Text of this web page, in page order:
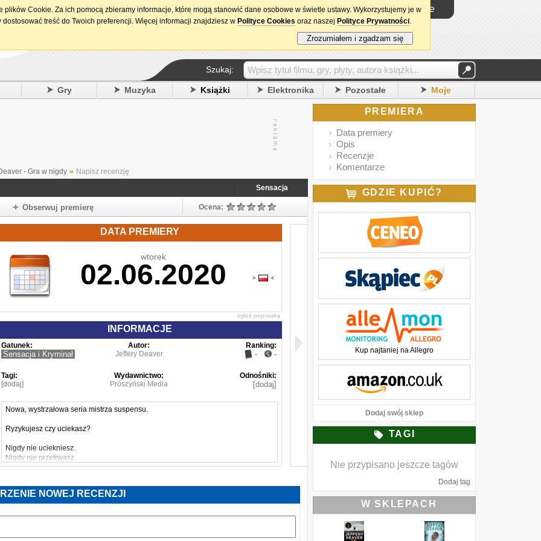
15. urodziny DataPremiery.pl Logowanie
Szukaj:
Gry Muzyka Książki Elektronika Pozostałe Moje
- Gra w nigdy » Napisz recenzję
Sensacja
Obserwuj premierę Ocena:
DATA PREMIERY
wtorek
02.06.2020
zgłoś poprawkę
INFORMACJE
Gatunek:
Sensacja i Kryminał
Autor:
Jeffery Deaver
Ranking:
- -
Tagi:
[dodaj]
Wydawnictwo:
Prószyński Media
Odnośniki:
[dodaj]
Nowa, wystrzałowa seria mistrza suspensu.
Ryzykujesz czy uciekasz?
Nigdy nie uciekniesz.
Nigdy nie przetrwasz.
Nigdy nie wygrasz.
W Mountain View w Dolinie Krzemowej zaginęła dziewiętnastoletnia Sophie
Mulliner. Jej ojciec, podejrzewając, że została porwana, wobec bierności policji
wyznacza nagrodę za odnalezienie córki. Zgłasza się do niego Colter Shaw,
zawodowy "łowca nagród", specjalizujący się w poszukiwaniu osób zaginionych,
NOWEJ RECENZJI
PREMIERA
Data premiery
Opis
Recenzje
Komentarze
GDZIE KUPIĆ?
Kup najtaniej na Allegro
Dodaj swój sklep
TAGI
Nie przypisano jeszcze tagów
Dodaj tag
W SKLEPACH
Cookie. Za ich pomocą zbieramy informacje, które mogą stanowić dane osobowe w świetle ustawy. Wykorzystujemy je w
treść do Twoich preferencji. Więcej informacji znajdziesz w Polityce Cookies oraz naszej Polityce Prywatności.
Zrozumiałem i zgadzam się